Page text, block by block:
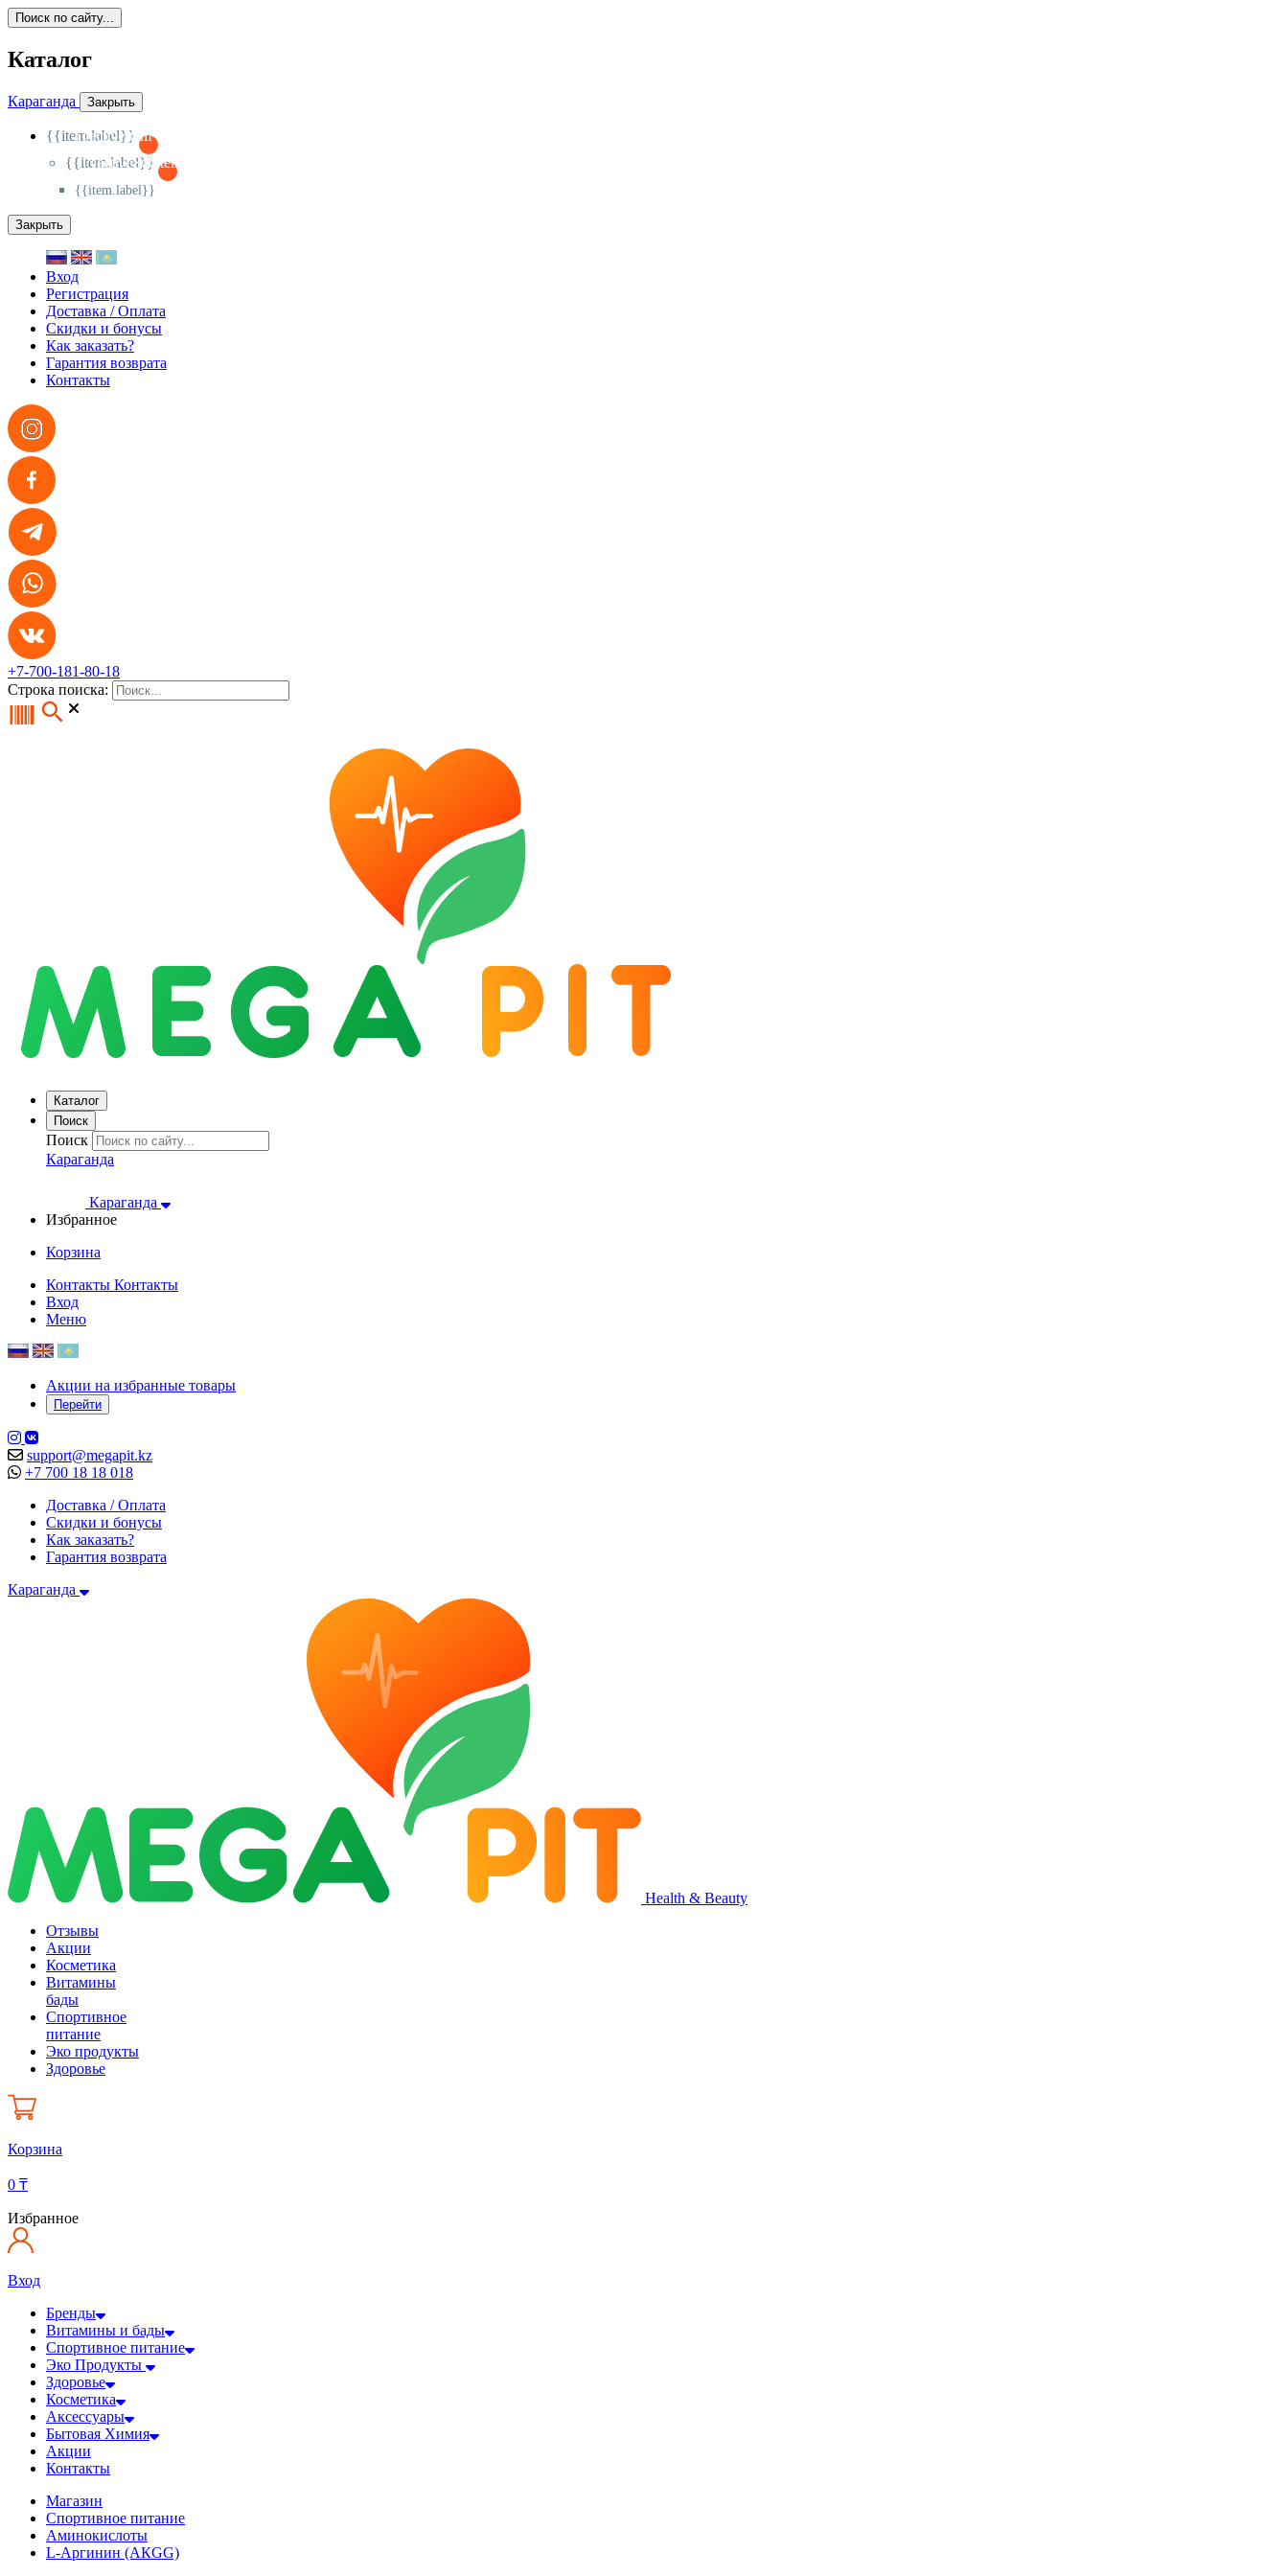
Поиск по сайту...
Каталог
Караганда Закрыть
{{item.label}}
{{activeItem==item.id?'-
{{item.label}}
{{activeSubitem==item.id?'-
{{item.label}}
Закрыть
Вход
Регистрация
Доставка / Оплата
Скидки и бонусы
Как заказать?
Гарантия возврата
Контакты
+7-700-181-80-18
Строка поиска:
Каталог
Поиск
Поиск
Караганда
Караганда
Избранное
Корзина
Контакты Контакты
Вход
Меню
Акции на избранные товары
Перейти
support@megapit.kz
+7 700 18 18 018
Доставка / Оплата
Скидки и бонусы
Как заказать?
Гарантия возврата
Караганда
Health & Beauty
Отзывы
Акции
Косметика
Витамины
бады
Спортивное
питание
Эко продукты
Здоровье
Корзина
0 ₸
Избранное
Вход
Бренды
Витамины и бады
Спортивное питание
Эко Продукты
Здоровье
Косметика
Аксессуары
Бытовая Химия
Акции
Контакты
Магазин
Спортивное питание
Аминокислоты
L-Аргинин (АКGG)